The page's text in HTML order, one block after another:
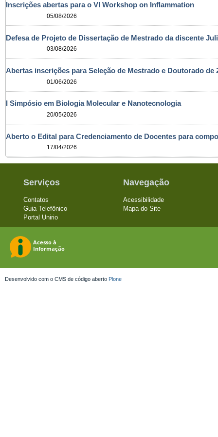
Inscrições abertas para o VI Workshop on Inflammation
05/08/2026
Defesa de Projeto de Dissertação de Mestrado da discente
03/08/2026
Abertas inscrições para Seleção de Mestrado e Doutorado de
01/06/2026
I Simpósio em Biologia Molecular e Nanotecnologia
20/05/2026
Aberto o Edital para Credenciamento de Docentes para
17/04/2026
Serviços
Contatos
Guia Telefônico
Portal Unirio
Navegação
Acessibilidade
Mapa do Site
Desenvolvido com o CMS de código aberto Plone